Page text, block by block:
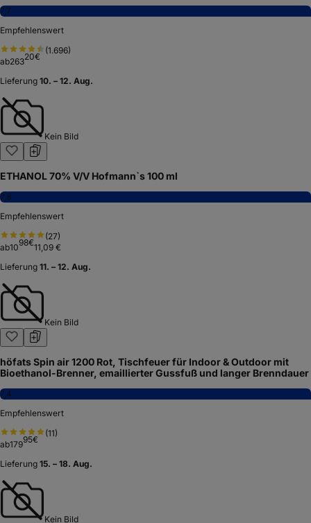
7,7
Empfehlenswert
(1.696)
ab26320€
Lieferung 10. – 12. Aug.
Kein Bild
ETHANOL 70% V/V Hofmann`s 100 ml
7,8
Empfehlenswert
(27)
ab1098€11,09 €
Lieferung 11. – 12. Aug.
Kein Bild
höfats Spin air 1200 Rot, Tischfeuer für Indoor & Outdoor mit
Bioethanol-Brenner, emaillierter Gussfuß und langer Brenndauer
7,4
Empfehlenswert
(11)
ab17995€
Lieferung 15. – 18. Aug.
Kein Bild